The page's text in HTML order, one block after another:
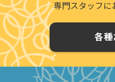
専門スタッフに
各